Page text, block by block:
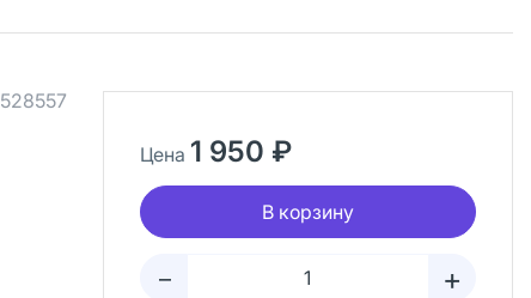
528557
Цена 1 950 ₽
В корзину
– +